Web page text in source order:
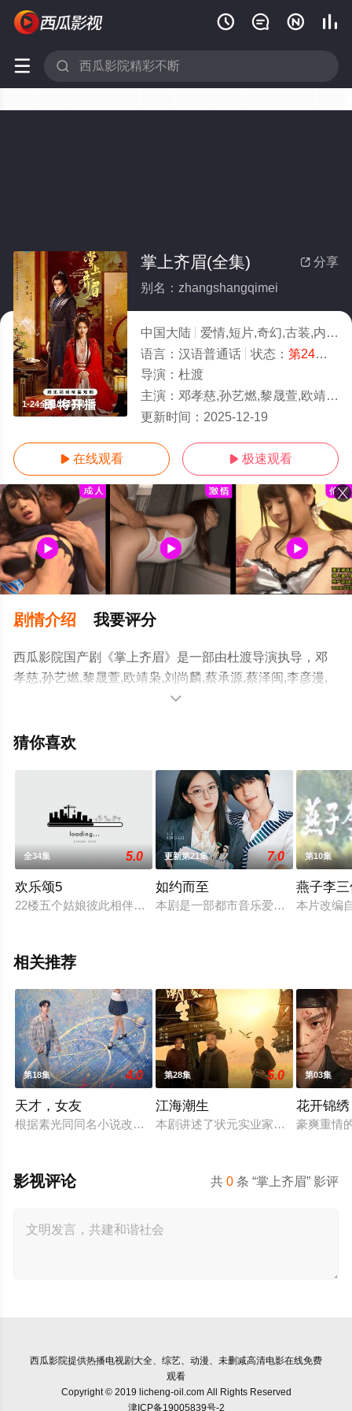
   
 
1-24全集/大结局
 分享
掌上齐眉(全集)
别名：zhangshangqimei
中国大陆
爱情,短片,奇幻,古装,内地剧
语言： 汉语普通话 状态： 第24集完结
导演： 杜渡
主演： 邓孝慈,孙艺燃,黎晟萱,欧靖枭,刘尚麟,蔡承源,蔡泽闽,李彦漫,毛敏卓,韩子萱
更新时间： 2025-12-19
 在线观看  极速观看
剧情介绍 我要评分
西瓜影院国产剧《掌上齐眉》是一部由杜渡导演执导，邓
孝慈,孙艺燃,黎晟萱,欧靖枭,刘尚麟,蔡承源,蔡泽闽,李彦漫,
毛敏卓,韩子萱,陈南黎,苗茂盛,郭东兴,石蕊,韩露等演员精彩
集），手机免费观看高清无删减完整版电视剧全集就上西
至豆瓣电视剧、电视猫或剧情网等平台了解。

猜你喜欢
全34集 5.0
欢乐颂5
22楼五个姑娘彼此相伴的日子还在继续，更多的困难也接踵而
更新第21集 7.0
如约而至
本剧是一部都市音乐爱情轻喜剧，以
第10集
燕子李
本片改编
相关推荐
第18集 4.0
天才，女友
根据素光同同名小说改编。江逾白长大以后，林知夏忽然对他
第28集 5.0
江海潮生
本剧讲述了状元实业家张謇创办大生
第03集
花开锦绣
豪爽重情
共0 条 “掌上齐眉” 影评
影视评论
西瓜影院提供热播电视剧大全、综艺、动漫、未删减高清电影在线免费
观看
Copyright © 2019 licheng-oil.com All Rights Reserved
津ICP备19005839号-2